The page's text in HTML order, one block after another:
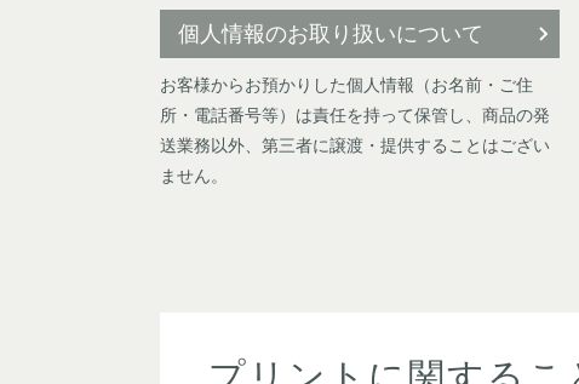
個人情報のお取り扱いについて
お客様からお預かりした個人情報（お名前・ご住
所・電話番号等）は責任を持って保管し、商品の発
送業務以外、第三者に譲渡・提供することはござい
ません。